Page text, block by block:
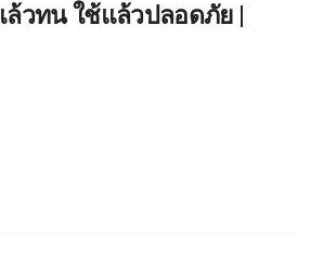
ล้วทน ใช้แล้วปลอดภัย |